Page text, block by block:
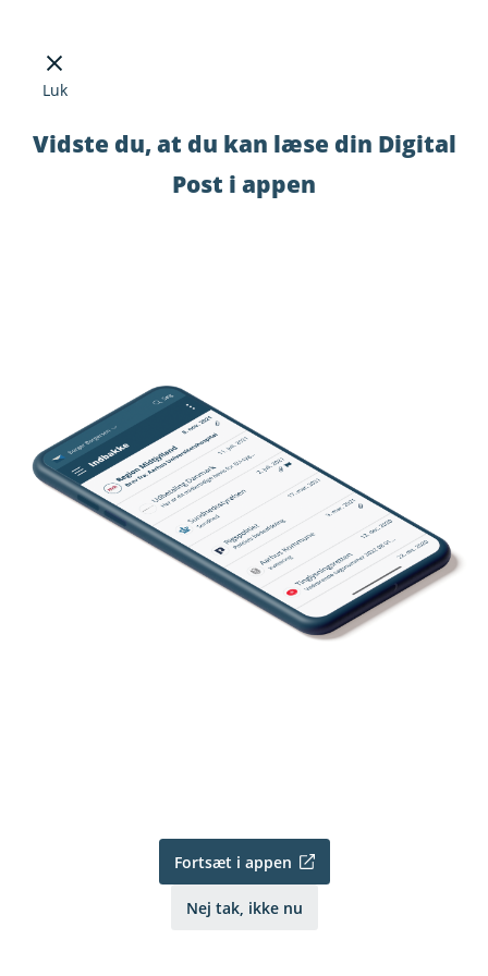
Luk
Vidste du, at du kan læse din Digital
Post i appen
Fortsæt i appen
Nej tak, ikke nu